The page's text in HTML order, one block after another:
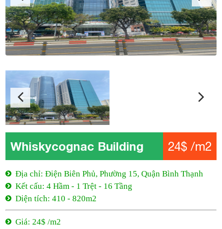
Whiskycognac Building 24$ /m2
Địa chỉ: Điện Biên Phủ, Phường 15, Quận Bình Thạnh
Kết cấu: 4 Hầm - 1 Trệt - 16 Tầng
Diện tích: 410 - 820m2
Giá: 24$ /m2